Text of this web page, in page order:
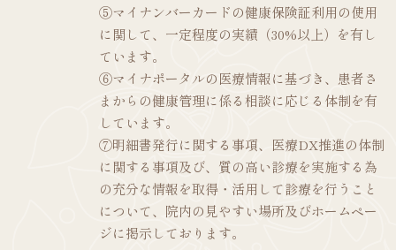
⑤マイナンバーカードの健康保険証利用の使用
に関して、一定程度の実績（30%以上）を有し
ています。
⑥マイナポータルの医療情報に基づき、患者さ
まからの健康管理に係る相談に応じる体制を有
しています。
⑦明細書発行に関する事項、医療DX推進の体制
に関する事項及び、質の高い診療を実施する為
の充分な情報を取得・活用して診療を行うこと
について、院内の見やすい場所及びホームペー
ジに掲示しております。